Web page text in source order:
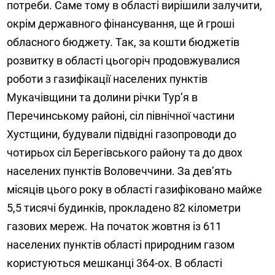
потреби. Саме тому в області вирішили залучити,
окрім державного фінансування, ще й гроші
обласного бюджету. Так, за кошти бюджетів
розвитку в області цьогоріч продовжувалися
роботи з газифікації населених пунктів
Мукачівщини та долини річки Тур’я в
Перечинському районі, сіл північної частини
Хустщини, будували підвідні газопроводи до
чотирьох сіл Берегівського району та до двох
населених пунктів Воловеччини. За дев’ять
місяців цього року в області газифіковано майже
5,5 тисячі будинків, прокладено 82 кілометри
газових мереж. На початок жовтня із 611
населених пунктів області природним газом
користуються мешканці 364-ох. В області